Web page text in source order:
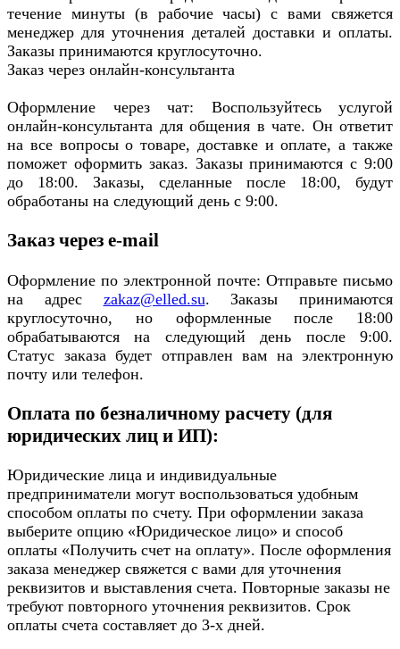
течение минуты (в рабочие часы) с вами свяжется
менеджер для уточнения деталей доставки и оплаты.
Заказы принимаются круглосуточно.
Заказ через онлайн-консультанта
Оформление через чат: Воспользуйтесь услугой
онлайн-консультанта для общения в чате. Он ответит
на все вопросы о товаре, доставке и оплате, а также
поможет оформить заказ. Заказы принимаются с 9:00
до 18:00. Заказы, сделанные после 18:00, будут
обработаны на следующий день с 9:00.
Заказ через e-mail
Оформление по электронной почте: Отправьте письмо
на адрес zakaz@elled.su. Заказы принимаются
круглосуточно, но оформленные после 18:00
обрабатываются на следующий день после 9:00.
Статус заказа будет отправлен вам на электронную
почту или телефон.
Оплата по безналичному расчету (для
юридических лиц и ИП):
Юридические лица и индивидуальные
предприниматели могут воспользоваться удобным
способом оплаты по счету. При оформлении заказа
выберите опцию «Юридическое лицо» и способ
оплаты «Получить счет на оплату». После оформления
заказа менеджер свяжется с вами для уточнения
реквизитов и выставления счета. Повторные заказы не
требуют повторного уточнения реквизитов. Срок
оплаты счета составляет до 3-х дней.